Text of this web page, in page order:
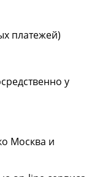
платежей)
у
Москва и